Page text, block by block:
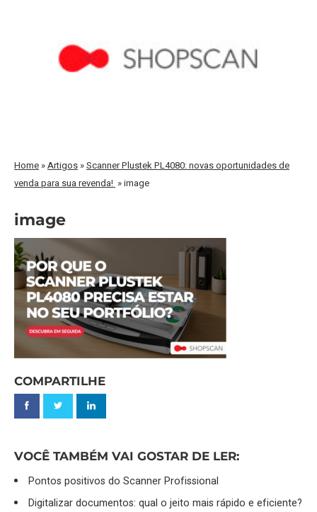
Home »Artigos »Scanner Plustek PL4080: novas oportunidades de
venda para sua revenda! »image
image
COMPARTILHE
VOCÊ TAMBÉM VAI GOSTAR DE LER:
Pontos positivos do Scanner Profissional
Digitalizar documentos: qual o jeito mais rápido e eficiente?